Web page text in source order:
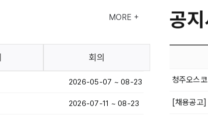
MORE +
회의
2026-05-07 ~ 08-23
2026-07-11 ~ 08-23
공
청주오스
[채용공고